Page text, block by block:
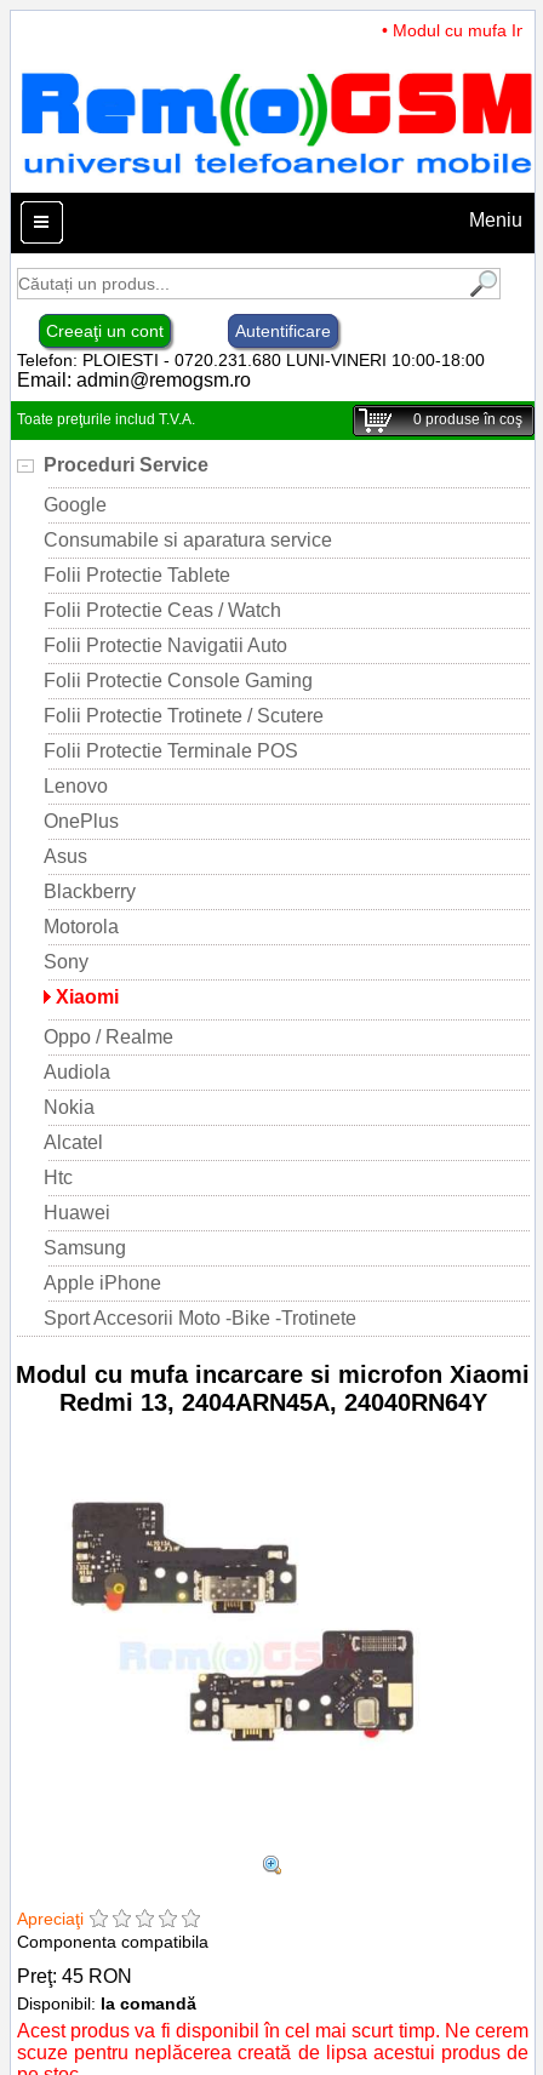
• Modul cu mufa
Meniu
Creeaţi un cont
Autentificare
Telefon: PLOIESTI - 0720.231.680 LUNI-VINERI 10:00-18:00
Email: admin@remogsm.ro
Toate preţurile includ T.V.A. 0produse în coş
Proceduri Service
Google
Consumabile si aparatura service
Folii Protectie Tablete
Folii Protectie Ceas / Watch
Folii Protectie Navigatii Auto
Folii Protectie Console Gaming
Folii Protectie Trotinete / Scutere
Folii Protectie Terminale POS
Lenovo
OnePlus
Asus
Blackberry
Motorola
Sony
Xiaomi
Oppo / Realme
Audiola
Nokia
Alcatel
Htc
Huawei
Samsung
Apple iPhone
Sport Accesorii Moto -Bike -Trotinete
Modul cu mufa incarcare si microfon Xiaomi
Redmi 13, 2404ARN45A, 24040RN64Y
Apreciaţi
Componenta compatibila
Preţ: 45 RON
Disponibil: la comandă
Acest produs va fi disponibil în cel mai scurt timp. Ne cerem
scuze pentru neplăcerea creată de lipsa acestui produs de